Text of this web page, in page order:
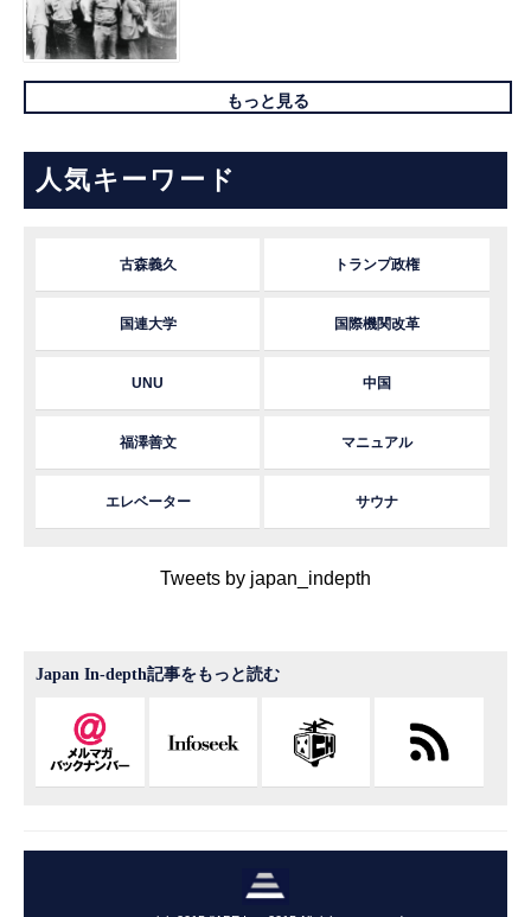
もっと見る
人気キーワード
古森義久 トランプ政権
国連大学 国際機関改革
UNU 中国
福澤善文 マニュアル
エレベーター サウナ
Tweets by japan_indepth
Japan In-depth記事をもっと読む